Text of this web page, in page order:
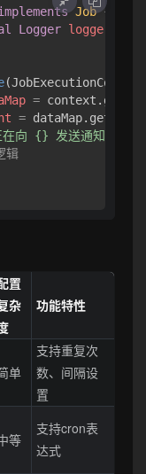
Job {
Logger logger
=
=
在向 {} 发送通知邮件
辑
置
杂
功能特性
单
支持重复次
数、间隔设
置
等
支持cron表
达式